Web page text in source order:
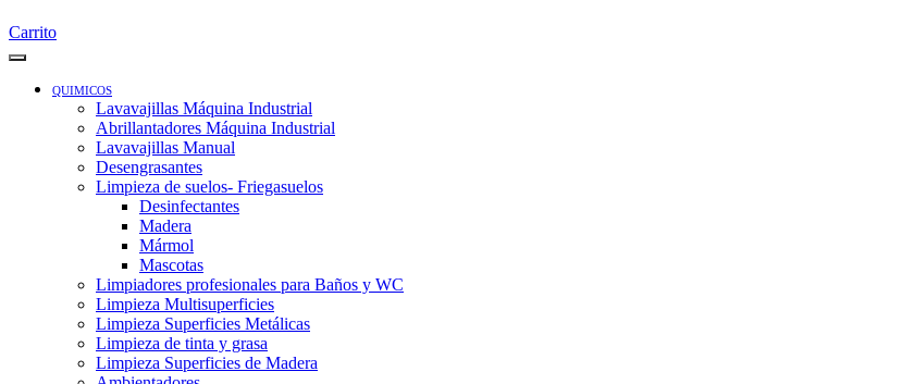
Carrito
QUIMICOS
Lavavajillas Máquina Industrial
Abrillantadores Máquina Industrial
Lavavajillas Manual
Desengrasantes
Limpieza de suelos- Friegasuelos
Desinfectantes
Madera
Mármol
Mascotas
Limpiadores profesionales para Baños y WC
Limpieza Multisuperficies
Limpieza Superficies Metálicas
Limpieza de tinta y grasa
Limpieza Superficies de Madera